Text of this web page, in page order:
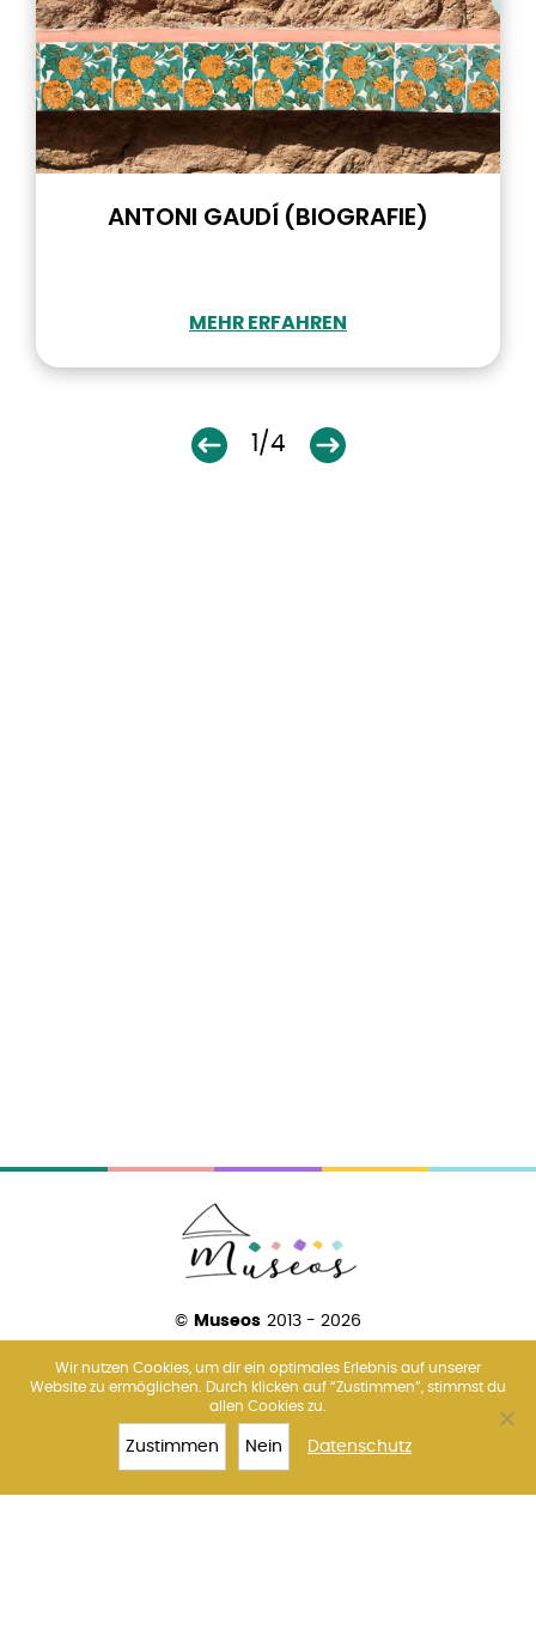
ANTONI GAUDÍ (BIOGRAFIE)
MEHR ERFAHREN
1/4
FAMILIA
TICKETS
© Museos 2013 - 2026
Amsterdam Barcelona
Florenz
Madrid
Paris Rom Venedig
Wir nutzen Cookies, um dir ein optimales Erlebnis auf unserer
Website zu ermöglichen. Durch klicken auf “Zustimmen”, stimmst du
allen Cookies zu.
Zustimmen Nein Datenschutz